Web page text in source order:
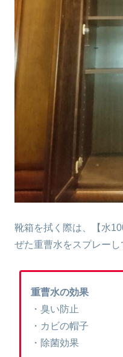
靴箱を拭く際は、【水
ぜた重曹水をスプレーし
重曹水の効果
・臭い防止
・カビの帽子
・除菌効果